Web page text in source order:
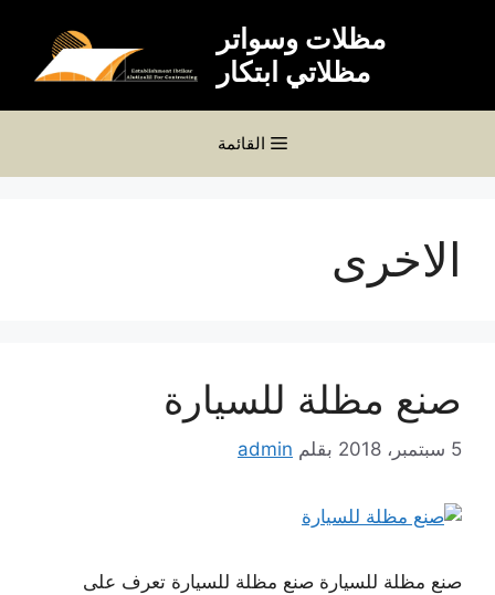
مظلات وسواتر
مظلاتي ابتكار
القائمة
الاخرى
صنع مظلة للسيارة
5 سبتمبر، 2018 بقلم admin
صنع مظلة للسيارة صنع مظلة للسيارة تعرف على